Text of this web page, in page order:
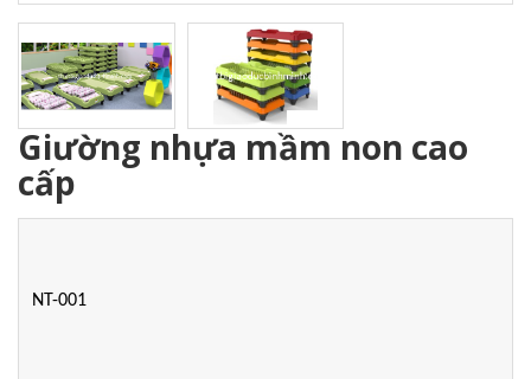
Giường nhựa mầm non cao
cấp
NT-001